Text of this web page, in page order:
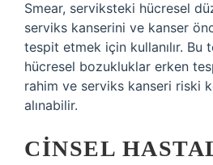
Smear, serviksteki hücresel
serviks kanserini ve kanser
tespit etmek için kullanılır. Bu
hücresel bozukluklar erken
rahim ve serviks kanseri riski
alınabilir.
CINSEL